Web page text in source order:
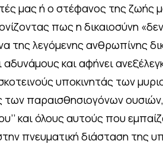
μας ή ο στέφανος της ζωής
πως η δικαιοσύνη
της λεγόμενης ανθρωπίνης
αδυνάμους και αφήνει
υποκινητάς των
παραισθησιογόνων ουσιών,
και όλους αυτούς που
πνευματική διάσταση της